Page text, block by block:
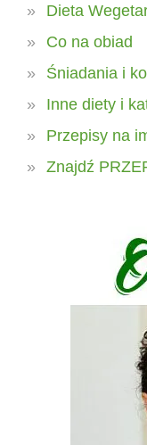
Dieta
Co na obiad
Śniadania i
Inne diety i
Przepisy na
Znajdź